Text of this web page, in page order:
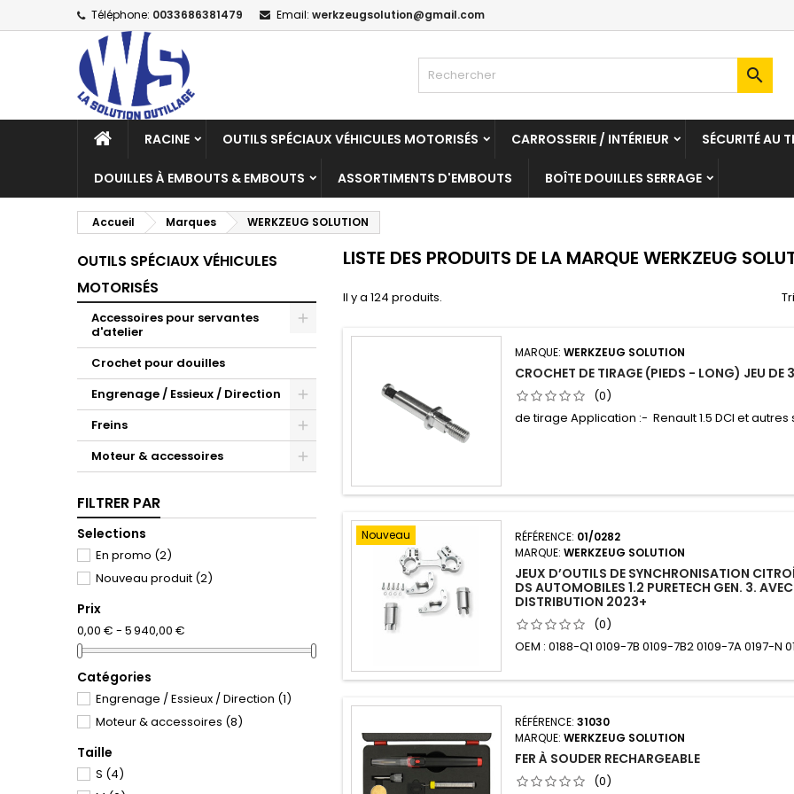
Téléphone: 0033686381479 Email: werkzeugsolution@gmail.com

RACINE OUTILS SPÉCIAUX VÉHICULES MOTORISÉS CARROSSERIE / INTÉRIEUR SÉCURITÉ AU
DOUILLES À EMBOUTS & EMBOUTS ASSORTIMENTS D'EMBOUTS BOÎTE DOUILLES SERRAGE
Accueil Marques WERKZEUG SOLUTION
OUTILS SPÉCIAUX VÉHICULES
MOTORISÉS
Accessoires pour servantes
d'atelier
Crochet pour douilles
Engrenage / Essieux / Direction
Freins
Moteur & accessoires
FILTRER PAR
Selections
En promo (2)
Nouveau produit (2)
Prix
0,00 € - 5 940,00 €
Catégories
Engrenage / Essieux / Direction (1)
Moteur & accessoires (8)
Taille
S (4)
LISTE DES PRODUITS DE LA MARQUE WERKZEUG
Il y a 124 produits.
MARQUE:WERKZEUG SOLUTION
CROCHET DE TIRAGE (PIEDS - LONG) JEU DE
(0)
de tirage Application :- Renault 1.5 DCI et autres
Nouveau RÉFÉRENCE: 01/0282
MARQUE:WERKZEUG SOLUTION
JEUX D’OUTILS DE SYNCHRONISATION
DS AUTOMOBILES 1.2 PURETECH GEN. 3.
DISTRIBUTION 2023+
(0)
OEM : 0188-Q1 0109-7B 0109-7B2 0109-7A 0197-N
RÉFÉRENCE:31030
MARQUE:WERKZEUG SOLUTION
FER À SOUDER RECHARGEABLE
(0)
Mes listes d'envies
Créer une nouvelle liste
((modalTitle))
((confirmMessage))
Créer une liste d'envies
Annuler Créer une liste
Connexion
Vous devez être connecté pour ajouter des produits à votre liste